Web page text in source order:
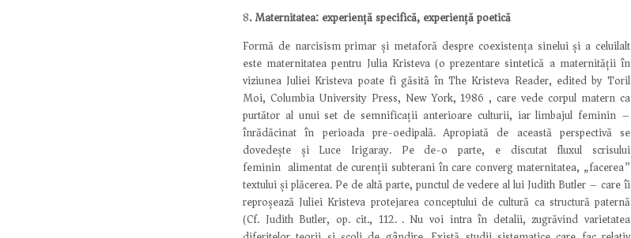
8. Maternitatea: experiență specifică, experiență poetică
Formă de narcisism primar și metaforă despre coexistența sinelui și a celuilalt
este maternitatea pentru Julia Kristeva (o prezentare sintetică a maternității în
viziunea Juliei Kristeva poate fi găsită în The Kristeva Reader, edited by Toril
Moi, Columbia University Press, New York, 1986), care vede corpul matern ca
purtător al unui set de semnificații anterioare culturii, iar limbajul feminin –
înrădăcinat în perioada pre-oedipală. Apropiată de această perspectivă se
dovedește și Luce Irigaray. Pe de-o parte, e discutat fluxul scrisului
feminin alimentat de curenții subterani în care converg maternitatea, „facerea”
textului și plăcerea. Pe de altă parte, punctul de vedere al lui Judith Butler – care îi
reproșează Juliei Kristeva protejarea conceptului de cultură ca structură paternă
(Cf. Judith Butler, op. cit., 112.). Nu voi intra în detalii, zugrăvind varietatea